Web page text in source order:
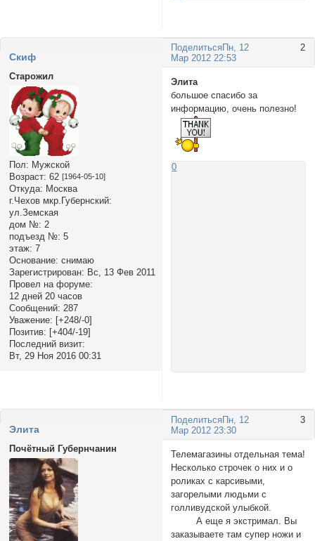
Поделиться 2
Пн, 12
Мар 2012 22:53
Cкиф
Старожил
Пол: Мужской
Возраст: 62 [1964-05-10]
Откуда: Москва
г.Чехов мкр.Губернский:
ул.Земская
дом №: 2
подъезд №: 5
этаж: 7
Основание: снимаю
Зарегистрирован: Вс, 13 Фев 2011
Провел на форуме:
12 дней 20 часов
Сообщений: 287
Уважение: [+248/-0]
Позитив: [+404/-19]
Последний визит:
Вт, 29 Ноя 2016 00:31
Элита
большое спасибо за
информацию, очень полезно!
0
Поделиться 3
Пн, 12
Мар 2012 23:30
Элита
Почётный Губернчанин
Телемагазины отдельная тема!
Несколько строчек о них и о
роликах с карсивыми,
загорелыми людьми с
голливудской улыбкой.
А еще я экстримал. Вы
заказываете там супер ножи и